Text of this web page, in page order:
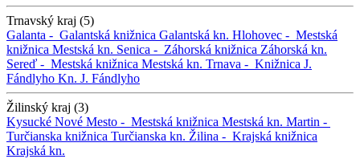
Trnavský kraj (5)
Galanta - Galantská knižnica Galantská kn. Hlohovec - Mestská
knižnica Mestská kn. Senica - Záhorská knižnica Záhorská kn.
Sereď - Mestská knižnica Mestská kn. Trnava - Knižnica J.
Fándlyho Kn. J. Fándlyho
Žilinský kraj (3)
Kysucké Nové Mesto - Mestská knižnica Mestská kn. Martin -
Turčianska knižnica Turčianska kn. Žilina - Krajská knižnica
Krajská kn.